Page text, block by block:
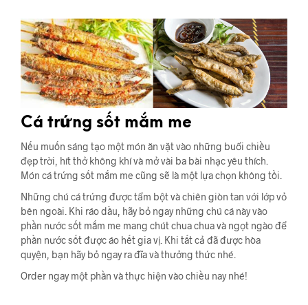
Cá trứng sốt mắm me
Nếu muốn sáng tạo một món ăn vặt vào những buổi chiều
đẹp trời, hít thở không khí và mở vài ba bài nhạc yêu thích.
Món cá trứng sốt mắm me cũng sẽ là một lựa chọn không tồi.
Những chú cá trứng được tẩm bột và chiên giòn tan với lớp vỏ
bên ngoài. Khi ráo dầu, hãy bỏ ngay những chú cá này vào
phần nước sốt mắm me mang chút chua chua và ngọt ngào để
phần nước sốt được áo hết gia vị. Khi tất cả đã được hòa
quyện, bạn hãy bỏ ngay ra đĩa và thưởng thức nhé.
Order ngay một phần và thực hiện vào chiều nay nhé!